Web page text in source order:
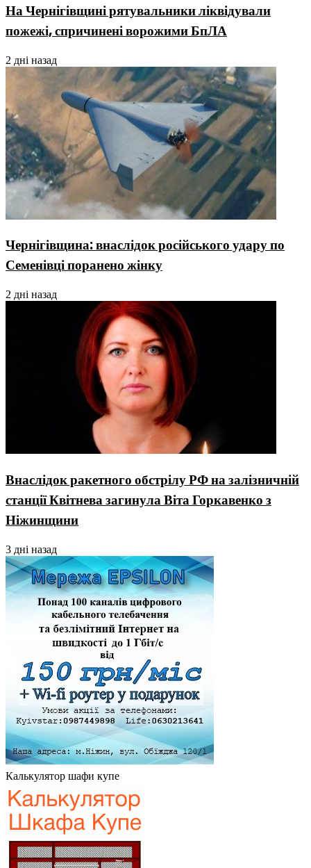
На Чернігівщині рятувальники ліквідували
пожежі, спричинені ворожими БпЛА
2 дні назад
Чернігівщина: внаслідок російського удару по
Семенівці поранено жінку
2 дні назад
Внаслідок ракетного обстрілу РФ на залізничній
станції Квітнева загинула Віта Горкавенко з
Ніжинщини
3 дні назад
Калькулятор шафи купе